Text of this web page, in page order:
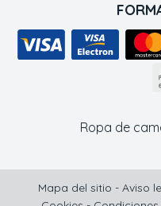
Ropa de
Mapa del sitio - Aviso